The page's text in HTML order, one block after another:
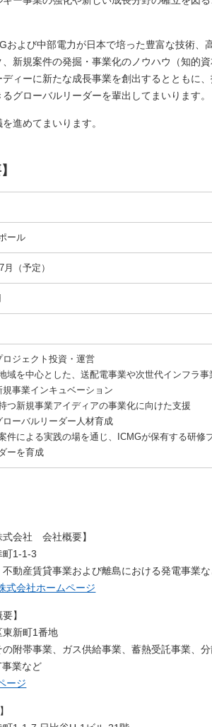
および中部電力が日本で培った豊富な技術
新規案件の発掘・事業化のノウハウ（知的
ィーに新たな成長事業を創出するとともに
グローバルリーダーを輩出してまいります。
進めてまいります。
ール
月（予定）
ロジェクト投資・運営
域を中心とした、送配電事業や次世代インフラ
規事業インキュベーション
つ新規事業アイディアの事業化に向けた支援
ローバルリーダー人材育成
件による実践の場を通じ、ICMGが保有する研
ーを育成
式会社 会社概要】
1-1-3
動産賃貸事業および離島における発電事業
式会社ホームページ
】
新町1番地
附帯事業、ガス供給事業、蓄熱受託事業、
業など
ージ